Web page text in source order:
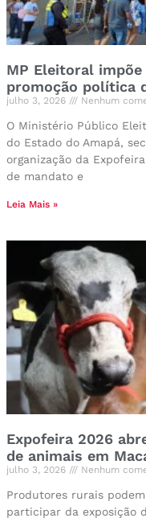
MP Eleitoral
promoção política
julho 3, 2026 Nenhum
O Ministério Público
do Estado do Amapá,
organização da
de mandato e
Leia Mais »
Expofeira 2026
de animais em
julho 3, 2026 Nenhum
Produtores rurais
participar da exposição